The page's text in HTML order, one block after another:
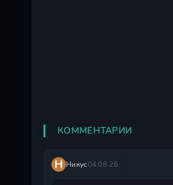
КОММЕНТАРИИ
Н Никус04.08.26